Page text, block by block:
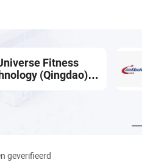
Fitness
(Qingdao)
geverifieerd